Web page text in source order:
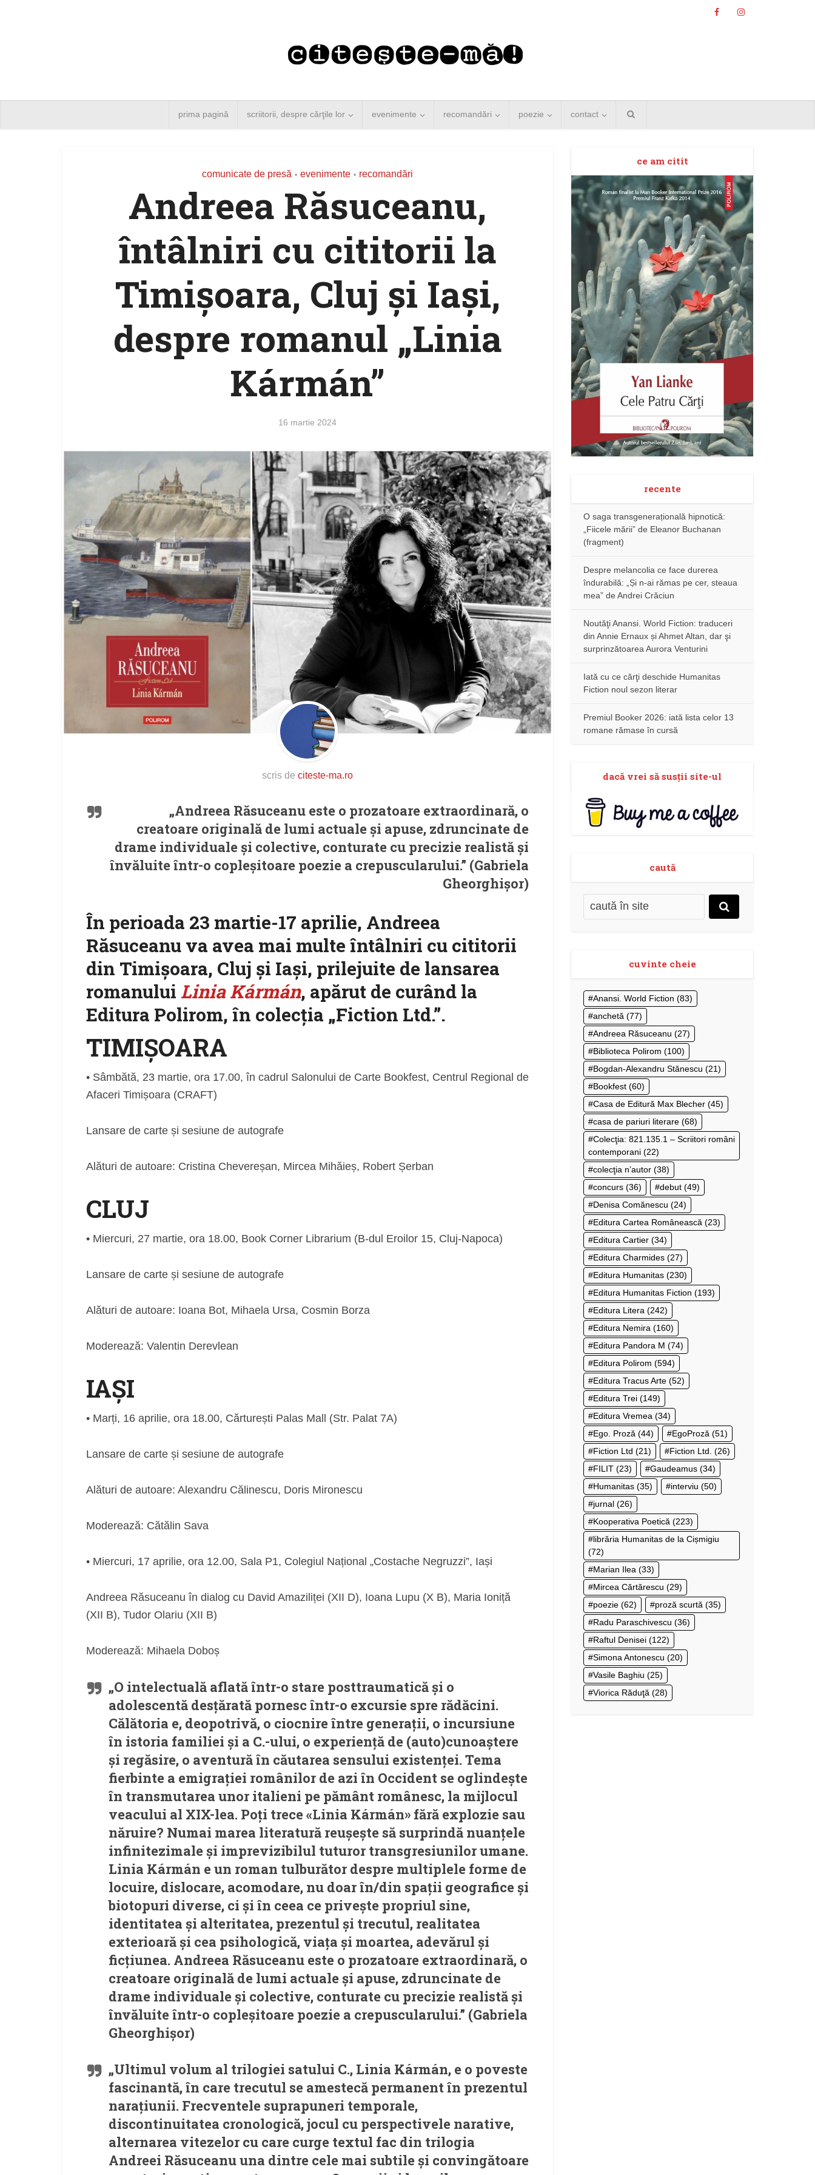
prima pagină scriitorii, despre cărţile lor evenimente recomandări poezie contact
comunicate de presă • evenimente • recomandări
Andreea Răsuceanu,
întâlniri cu cititorii la
Timișoara, Cluj și Iași,
despre romanul „Linia
Kármán”
16 martie 2024
scris de citeste-ma.ro
„Andreea Răsuceanu este o prozatoare extraordinară, o
creatoare originală de lumi actuale și apuse, zdruncinate de
drame individuale și colective, conturate cu precizie realistă și
învăluite într-o copleșitoare poezie a crepuscularului.” (Gabriela
Gheorghișor)
În perioada 23 martie-17 aprilie, Andreea
Răsuceanu va avea mai multe întâlniri cu cititorii
din Timișoara, Cluj și Iași, prilejuite de lansarea
romanului Linia Kármán, apărut de curând la
Editura Polirom, în colecția „Fiction Ltd.”.
TIMIȘOARA
• Sâmbătă, 23 martie, ora 17.00, în cadrul Salonului de Carte Bookfest, Centrul Regional de
Afaceri Timișoara (CRAFT)
Lansare de carte și sesiune de autografe
Alături de autoare: Cristina Chevereșan, Mircea Mihăieș, Robert Șerban
CLUJ
• Miercuri, 27 martie, ora 18.00, Book Corner Librarium (B-dul Eroilor 15, Cluj-Napoca)
Lansare de carte și sesiune de autografe
Alături de autoare: Ioana Bot, Mihaela Ursa, Cosmin Borza
Moderează: Valentin Derevlean
IAȘI
• Marți, 16 aprilie, ora 18.00, Cărturești Palas Mall (Str. Palat 7A)
Lansare de carte și sesiune de autografe
Alături de autoare: Alexandru Călinescu, Doris Mironescu
Moderează: Cătălin Sava
• Miercuri, 17 aprilie, ora 12.00, Sala P1, Colegiul Național „Costache Negruzzi”, Iași
Andreea Răsuceanu în dialog cu David Amaziliței (XII D), Ioana Lupu (X B), Maria Ioniță
(XII B), Tudor Olariu (XII B)
Moderează: Mihaela Doboș
„O intelectuală aflată într-o stare posttraumatică și o
adolescentă desțărată pornesc într-o excursie spre rădăcini.
Călătoria e, deopotrivă, o ciocnire între generații, o incursiune
în istoria familiei și a C.-ului, o experiență de (auto)cunoaștere
și regăsire, o aventură în căutarea sensului existenței. Tema
fierbinte a emigrației românilor de azi în Occident se oglindește
în transmutarea unor italieni pe pământ românesc, la mijlocul
veacului al XIX-lea. Poți trece «Linia Kármán» fără explozie sau
năruire? Numai marea literatură reușește să surprindă nuanțele
infinitezimale și imprevizibilul tuturor transgresiunilor umane.
Linia Kármán e un roman tulburător despre multiplele forme de
locuire, dislocare, acomodare, nu doar în/din spații geografice și
biotopuri diverse, ci și în ceea ce privește propriul sine,
identitatea și alteritatea, prezentul și trecutul, realitatea
exterioară și cea psihologică, viața și moartea, adevărul și
ficțiunea. Andreea Răsuceanu este o prozatoare extraordinară, o
creatoare originală de lumi actuale și apuse, zdruncinate de
drame individuale și colective, conturate cu precizie realistă și
învăluite într-o copleșitoare poezie a crepuscularului.” (Gabriela
Gheorghișor)
„Ultimul volum al trilogiei satului C., Linia Kármán, e o poveste
fascinantă, în care trecutul se amestecă permanent în prezentul
narațiunii. Frecventele suprapuneri temporale,
discontinuitatea cronologică, jocul cu perspectivele narative,
alternarea vitezelor cu care curge textul fac din trilogia
Andreei Răsuceanu una dintre cele mai subtile și convingătoare
ce am citit
recente
O saga transgenerațională hipnotică:
„Fiicele mării” de Eleanor Buchanan
(fragment)
Despre melancolia ce face durerea
îndurabilă: „Și n-ai rămas pe cer, steaua
mea” de Andrei Crăciun
Noutăţi Anansi. World Fiction: traduceri
din Annie Ernaux și Ahmet Altan, dar şi
surprinzătoarea Aurora Venturini
Iată cu ce cărţi deschide Humanitas
Fiction noul sezon literar
Premiul Booker 2026: iată lista celor 13
romane rămase în cursă
dacă vrei să susţii site-ul
caută
cuvinte cheie
Anansi. World Fiction (83)
anchetă (77)
Andreea Răsuceanu (27)
Biblioteca Polirom (100)
Bogdan-Alexandru Stănescu (21)
Bookfest (60)
Casa de Editură Max Blecher (45)
casa de pariuri literare (68)
Colecţia: 821.135.1 – Scriitori români
contemporani (22)
colecţia n’autor (38)
concurs (36) debut (49)
Denisa Comănescu (24)
Editura Cartea Românească (23)
Editura Cartier (34)
Editura Charmides (27)
Editura Humanitas (230)
Editura Humanitas Fiction (193)
Editura Litera (242)
Editura Nemira (160)
Editura Pandora M (74)
Editura Polirom (594)
Editura Tracus Arte (52)
Editura Trei (149)
Editura Vremea (34)
Ego. Proză (44) EgoProză (51)
Fiction Ltd (21) Fiction Ltd. (26)
FILIT (23) Gaudeamus (34)
Humanitas (35) interviu (50)
jurnal (26)
Kooperativa Poetică (223)
librăria Humanitas de la Cișmigiu
(72)
Marian Ilea (33)
Mircea Cărtărescu (29)
poezie (62) proză scurtă (35)
Radu Paraschivescu (36)
Raftul Denisei (122)
Simona Antonescu (20)
Vasile Baghiu (25)
Viorica Răduţă (28)